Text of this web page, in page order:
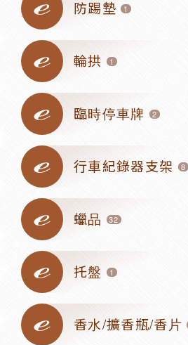
防踢墊 1
輪拱 1
臨時停車牌 2
行車紀錄器支架 8
蠟品 32
托盤 1
香水/擴香瓶/香片